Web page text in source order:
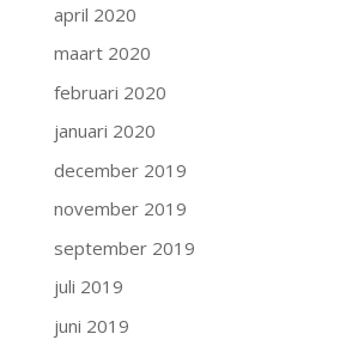
april 2020
maart 2020
februari 2020
januari 2020
december 2019
november 2019
september 2019
juli 2019
juni 2019